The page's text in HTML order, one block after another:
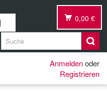
0,00 €
Anmeldenoder
Registrieren